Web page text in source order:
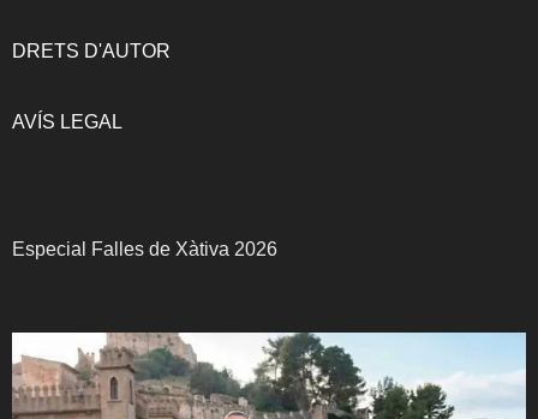
DRETS D'AUTOR
AVÍS LEGAL
Especial Falles de Xàtiva 2026